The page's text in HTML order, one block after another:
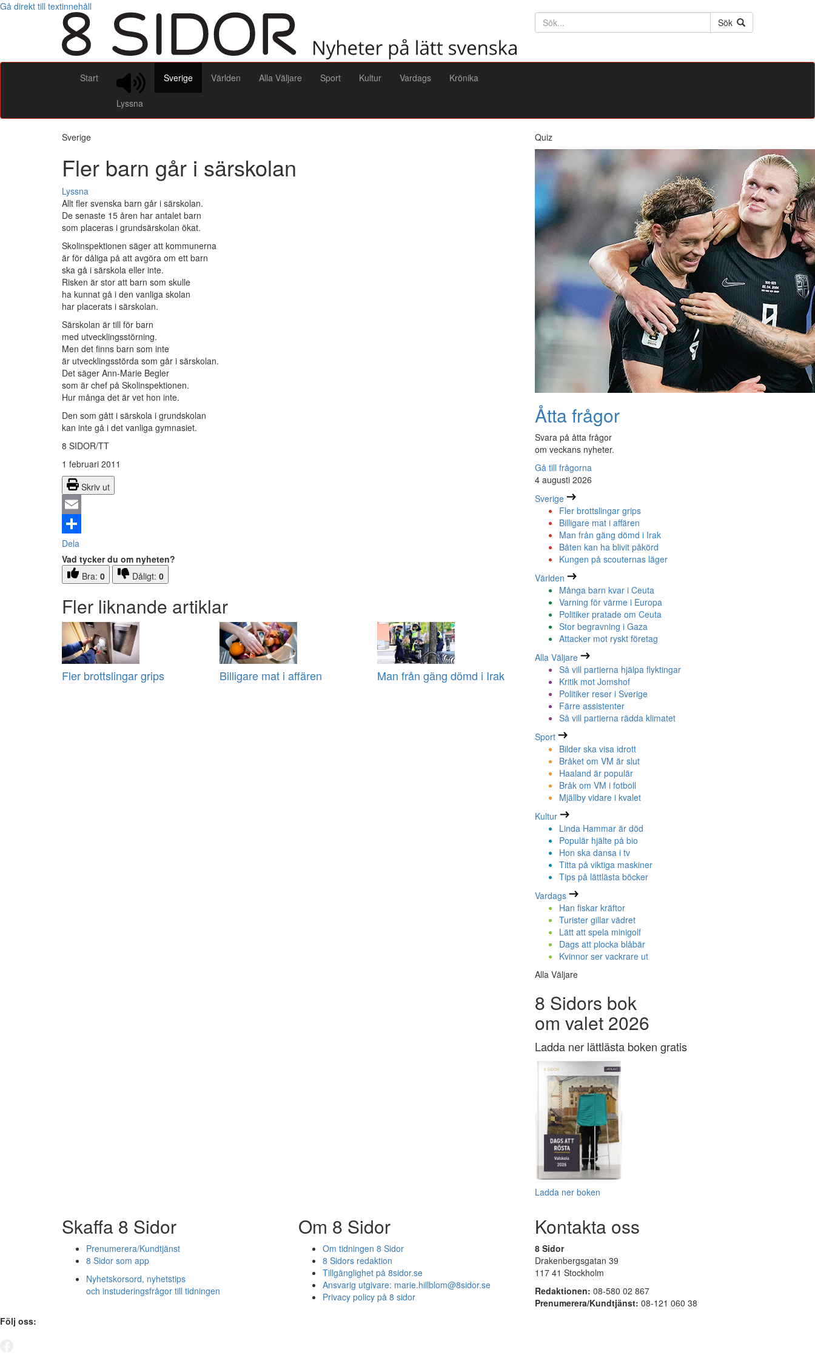
Gå direkt till textinnehåll
Söktext
Sök
Start
Lyssna
Sverige Världen Alla Väljare Sport Kultur Vardags Krönika
Sverige
Fler barn går i särskolan
Lyssna
Allt fler svenska barn går i särskolan.
De senaste 15 åren har antalet barn
som placeras i grundsärskolan ökat.
Skolinspektionen säger att kommunerna
är för dåliga på att avgöra om ett barn
ska gå i särskola eller inte.
Risken är stor att barn som skulle
ha kunnat gå i den vanliga skolan
har placerats i särskolan.
Särskolan är till för barn
med utvecklingsstörning.
Men det finns barn som inte
är utvecklingsstörda som går i särskolan.
Det säger Ann-Marie Begler
som är chef på Skolinspektionen.
Hur många det är vet hon inte.
Den som gått i särskola i grundskolan
kan inte gå i det vanliga gymnasiet.
8 SIDOR/TT
1 februari 2011
Skriv ut
Email
Dela
Vad tycker du om nyheten?
Bra: 0 Dåligt: 0
Fler liknande artiklar
Fler brottslingar grips Billigare mat i affären Man från gäng dömd i Irak
Quiz
Åtta frågor
Svara på åtta frågor
om veckans nyheter.
Gå till frågorna
4 augusti 2026
Sverige
Fler brottslingar grips
Billigare mat i affären
Man från gäng dömd i Irak
Båten kan ha blivit påkörd
Kungen på scouternas läger
Världen
Många barn kvar i Ceuta
Varning för värme i Europa
Politiker pratade om Ceuta
Stor begravning i Gaza
Attacker mot ryskt företag
Alla Väljare
Så vill partierna hjälpa flyktingar
Kritik mot Jomshof
Politiker reser i Sverige
Färre assistenter
Så vill partierna rädda klimatet
Sport
Bilder ska visa idrott
Bråket om VM är slut
Haaland är populär
Bråk om VM i fotboll
Mjällby vidare i kvalet
Kultur
Linda Hammar är död
Populär hjälte på bio
Hon ska dansa i tv
Titta på viktiga maskiner
Tips på lättlästa böcker
Vardags
Han fiskar kräftor
Turister gillar vädret
Lätt att spela minigolf
Dags att plocka blåbär
Kvinnor ser vackrare ut
Alla Väljare
8 Sidors bok
om valet 2026
Ladda ner lättlästa boken gratis
Ladda ner boken
Skaffa 8 Sidor
Prenumerera/Kundtjänst
8 Sidor som app
Nyhetskorsord, nyhetstips
och instuderingsfrågor till tidningen
Om 8 Sidor
Om tidningen 8 Sidor
8 Sidors redaktion
Tillgänglighet på 8sidor.se
Ansvarig utgivare: marie.hillblom@8sidor.se
Privacy policy på 8 sidor
Kontakta oss
8 Sidor
Drakenbergsgatan 39
117 41 Stockholm
Redaktionen: 08-580 02 867
Prenumerera/Kundtjänst: 08-121 060 38
Följ oss: